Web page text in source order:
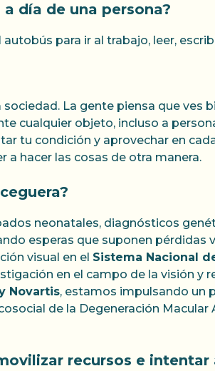
día de una persona?
para ir al trabajo, leer,
La gente piensa que ves
cualquier objeto, incluso a
tu condición y aprovechar en
hacer las cosas de otra manera.
neonatales, diagnósticos
esperas que suponen pérdidas
visual en el Sistema Nacional
en el campo de la visión y
Novartis, estamos impulsando un
de la Degeneración
recursos e